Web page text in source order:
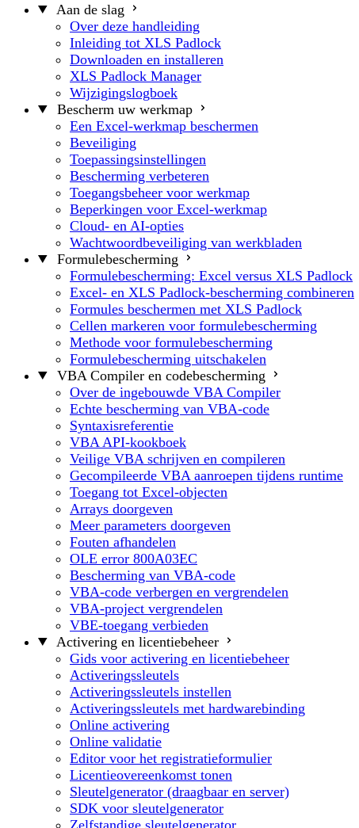
Aan de slag
Over deze handleiding
Inleiding tot XLS Padlock
Downloaden en installeren
XLS Padlock Manager
Wijzigingslogboek
Bescherm uw werkmap
Een Excel-werkmap beschermen
Beveiliging
Toepassingsinstellingen
Bescherming verbeteren
Toegangsbeheer voor werkmap
Beperkingen voor Excel-werkmap
Cloud- en AI-opties
Wachtwoordbeveiliging van werkbladen
Formulebescherming
Formulebescherming: Excel versus XLS Padlock
Excel- en XLS Padlock-bescherming combineren
Formules beschermen met XLS Padlock
Cellen markeren voor formulebescherming
Methode voor formulebescherming
Formulebescherming uitschakelen
VBA Compiler en codebescherming
Over de ingebouwde VBA Compiler
Echte bescherming van VBA-code
Syntaxisreferentie
VBA API-kookboek
Veilige VBA schrijven en compileren
Gecompileerde VBA aanroepen tijdens runtime
Toegang tot Excel-objecten
Arrays doorgeven
Meer parameters doorgeven
Fouten afhandelen
OLE error 800A03EC
Bescherming van VBA-code
VBA-code verbergen en vergrendelen
VBA-project vergrendelen
VBE-toegang verbieden
Activering en licentiebeheer
Gids voor activering en licentiebeheer
Activeringssleutels
Activeringssleutels instellen
Activeringssleutels met hardwarebinding
Online activering
Online validatie
Editor voor het registratieformulier
Licentieovereenkomst tonen
Sleutelgenerator (draagbaar en server)
SDK voor sleutelgenerator
Zelfstandige sleutelgenerator